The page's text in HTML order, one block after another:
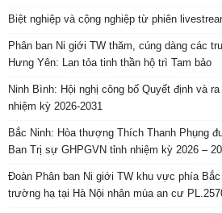
Biệt nghiệp và cộng nghiệp từ phiên
Phân ban Ni giới TW thăm, cúng dàng các
Hưng Yên: Lan tỏa tinh thần hộ trì Tam bảo
Ninh Bình: Hội nghị công bố Quyết định và
nhiệm kỳ 2026-2031
Bắc Ninh: Hòa thượng Thích Thanh Phụng
Ban Trị sự GHPGVN tỉnh nhiệm kỳ 2026 –
Đoàn Phân ban Ni giới TW khu vực phía
trường hạ tại Hà Nội nhân mùa an cư